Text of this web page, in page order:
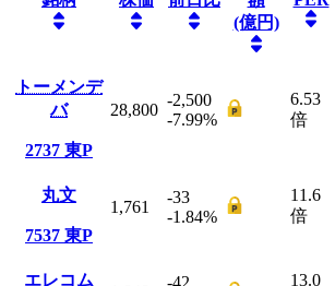
(億円)
トーメンデ
バ
2737 東P
28,800
-2,500
-7.99%
6.53
倍
丸文
7537 東P
1,761
-33
-1.84%
11.6
倍
エレコム
-42
13.0